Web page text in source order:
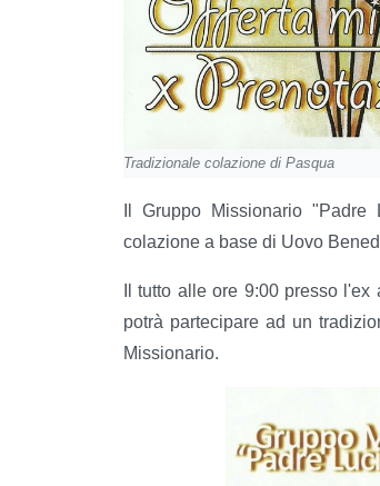
Tradizionale colazione di Pasqua
Il Gruppo Missionario
colazione a base di Uovo
Il tutto alle ore 9:00 presso
potrà partecipare ad un
Missionario.